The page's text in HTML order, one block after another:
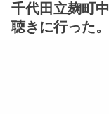
千代田立麹町
聴きに行った。